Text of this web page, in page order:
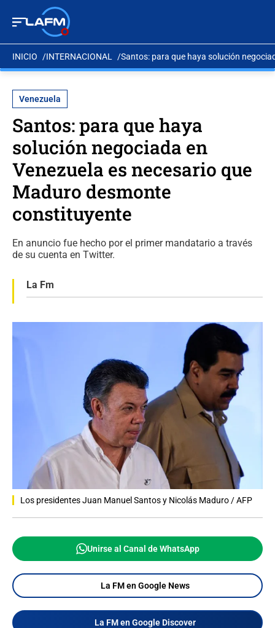
INICIO INTERNACIONAL Santos: para que haya solución
Venezuela
Santos: para que haya
solución negociada en
Venezuela es necesario que
Maduro desmonte
constituyente
En anuncio fue hecho por el primer mandatario a través
de su cuenta en Twitter.
La Fm
Los presidentes Juan Manuel Santos y Nicolás Maduro / AFP
Unirse al Canal de WhatsApp
La FM en Google News
La FM en Google Discover